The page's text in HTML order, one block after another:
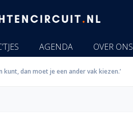
AGENDA OVER ONS
dan moet je een ander vak kiezen.’